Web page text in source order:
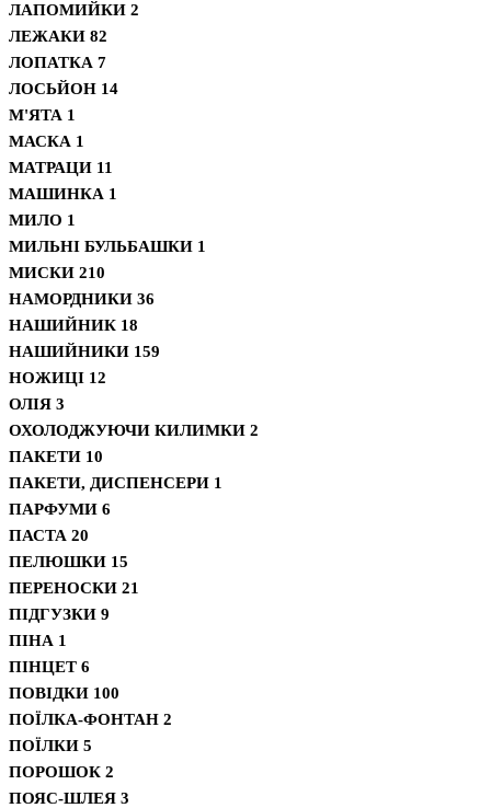
ЛАПОМИЙКИ 2
ЛЕЖАКИ 82
ЛОПАТКА 7
ЛОСЬЙОН 14
М'ЯТА 1
МАСКА 1
МАТРАЦИ 11
МАШИНКА 1
МИЛО 1
МИЛЬНІ БУЛЬБАШКИ 1
МИСКИ 210
НАМОРДНИКИ 36
НАШИЙНИК 18
НАШИЙНИКИ 159
НОЖИЦІ 12
ОЛІЯ 3
ОХОЛОДЖУЮЧИ КИЛИМКИ 2
ПАКЕТИ 10
ПАКЕТИ, ДИСПЕНСЕРИ 1
ПАРФУМИ 6
ПАСТА 20
ПЕЛЮШКИ 15
ПЕРЕНОСКИ 21
ПІДГУЗКИ 9
ПІНА 1
ПІНЦЕТ 6
ПОВІДКИ 100
ПОЇЛКА-ФОНТАН 2
ПОЇЛКИ 5
ПОРОШОК 2
ПОЯС-ШЛЕЯ 3